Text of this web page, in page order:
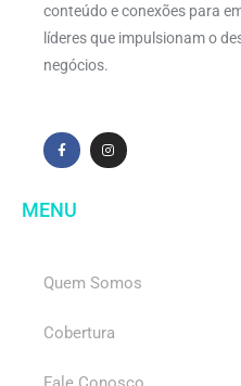
conteúdo e conexões para
líderes que impulsionam o
negócios.
MENU
Quem Somos
Cobertura